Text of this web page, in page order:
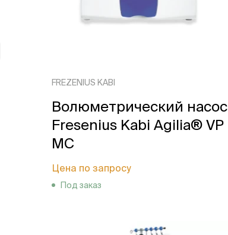
FREZENIUS KABI
Волюметрический насос
Fresenius Kabi Agilia® VP
MC
Цена по запросу
Под заказ